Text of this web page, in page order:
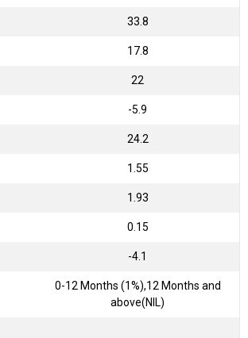
33.8
17.8
22
-5.9
24.2
1.55
1.93
0.15
-4.1
0-12 Months (1%),12 Months and
above(NIL)